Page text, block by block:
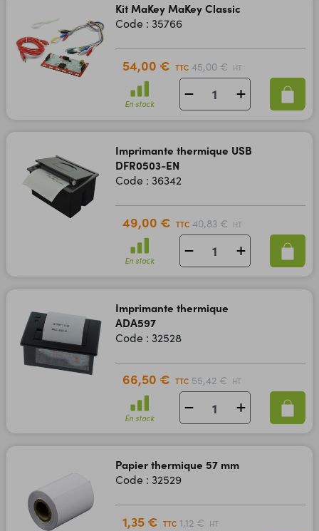
Kit MaKey MaKey Classic
Code : 35766
54,00 € TTC 45,00 € HT
En stock
Imprimante thermique USB
DFR0503-EN
Code : 36342
49,00 € TTC 40,83 € HT
En stock
Imprimante thermique
ADA597
Code : 32528
66,50 € TTC 55,42 € HT
En stock
Papier thermique 57 mm
Code : 32529
1,35 € TTC 1,12 € HT